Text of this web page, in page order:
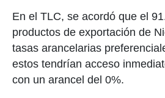
En el TLC, se acordó que el
productos de exportación de
tasas arancelarias
estos tendrían acceso
con un arancel del 0%.